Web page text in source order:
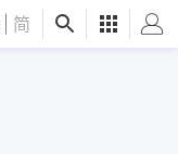
简